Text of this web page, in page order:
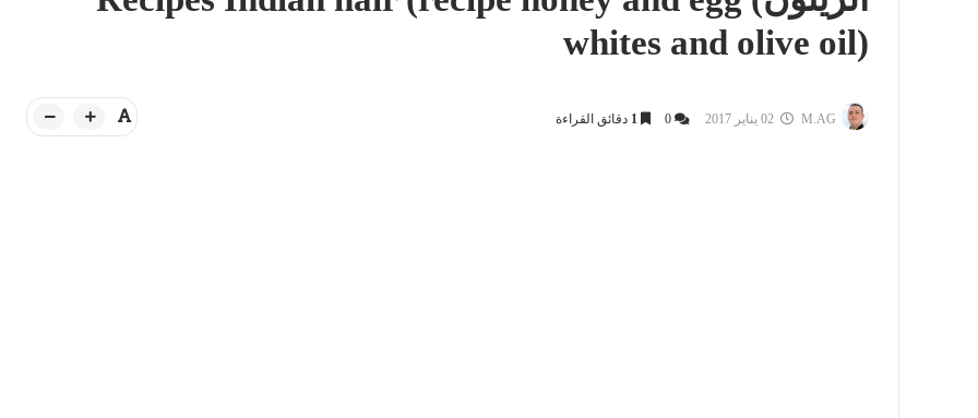
whites and olive oil)
M.AG
0
1 دقائق القراءة